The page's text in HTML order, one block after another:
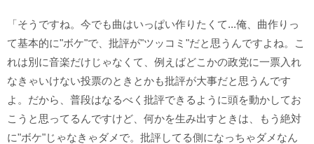
「そうですね。今でも曲はいっぱい作りたくて...俺、曲作りっ
て基本的に"ボケ"で、批評が"ツッコミ"だと思うんですよね。こ
れは別に音楽だけじゃなくて、例えばどこかの政党に一票入れ
なきゃいけない投票のときとかも批評が大事だと思うんです
よ。だから、普段はなるべく批評できるように頭を動かしてお
こうと思ってるんですけど、何かを生み出すときは、もう絶対
に"ボケ"じゃなきゃダメで。批評してる側になっちゃダメなん